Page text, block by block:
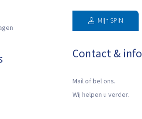
Mijn SPIN
Contact & info
Mail of bel ons.
Wij helpen u verder.